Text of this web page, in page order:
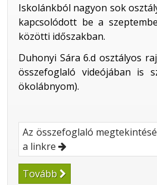
Iskolánkból nagyon sok
kapcsolódott be a
közötti időszakban.
Duhonyi Sára 6.d osztályos
összefoglaló videójában is
ökolábnyom).
Az összefoglaló
a linkre
Tovább